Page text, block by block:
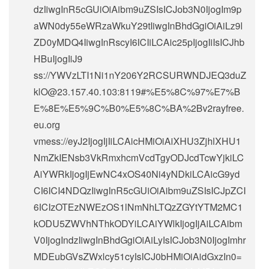
dzIiwgInR5cGUiOiAibm9uZSIsICJob3N0IjogIm9p
aWN0dy55eWRzaWkuY29tIiwgInBhdGgiOiAiLz9l
ZD0yMDQ4IiwgInRscyI6ICIiLCAic25pIjogIiIsICJhb
HBuIjogIiJ9
ss://YWVzLTI1Ni1nY206Y2RCSURWNDJEQ3duZ
klO@23.157.40.103:8119#%E5%8C%97%E7%B
E%8E%E5%9C%B0%E5%8C%BA%2Bv2rayfree.
eu.org
vmess://eyJ2IjogIjIiLCAicHMiOiAiXHU3ZjhlXHU1
NmZkIENsb3VkRmxhcmVcdTgyODJcdTcwYjkiLC
AiYWRkIjogIjEwNC4xOS40Ni4yNDkiLCAicG9yd
CI6ICI4NDQzIiwgInR5cGUiOiAibm9uZSIsICJpZCI
6ICIzOTEzNWEzOS1lNmNhLTQzZGYtYTM2MC1
kODU5ZWVhNThkODYiLCAiYWlkIjogIjAiLCAibm
V0IjogIndzIiwgInBhdGgiOiAiLyIsICJob3N0IjogImhr
MDEubGVsZWxlcy51cyIsICJ0bHMiOiAidGxzIn0=